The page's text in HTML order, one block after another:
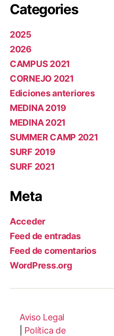
Categories
2025
2026
CAMPUS 2021
CORNEJO 2021
Ediciones anteriores
MEDINA 2019
MEDINA 2021
SUMMER CAMP 2021
SURF 2019
SURF 2021
Meta
Acceder
Feed de entradas
Feed de comentarios
WordPress.org
Aviso Legal
Política de